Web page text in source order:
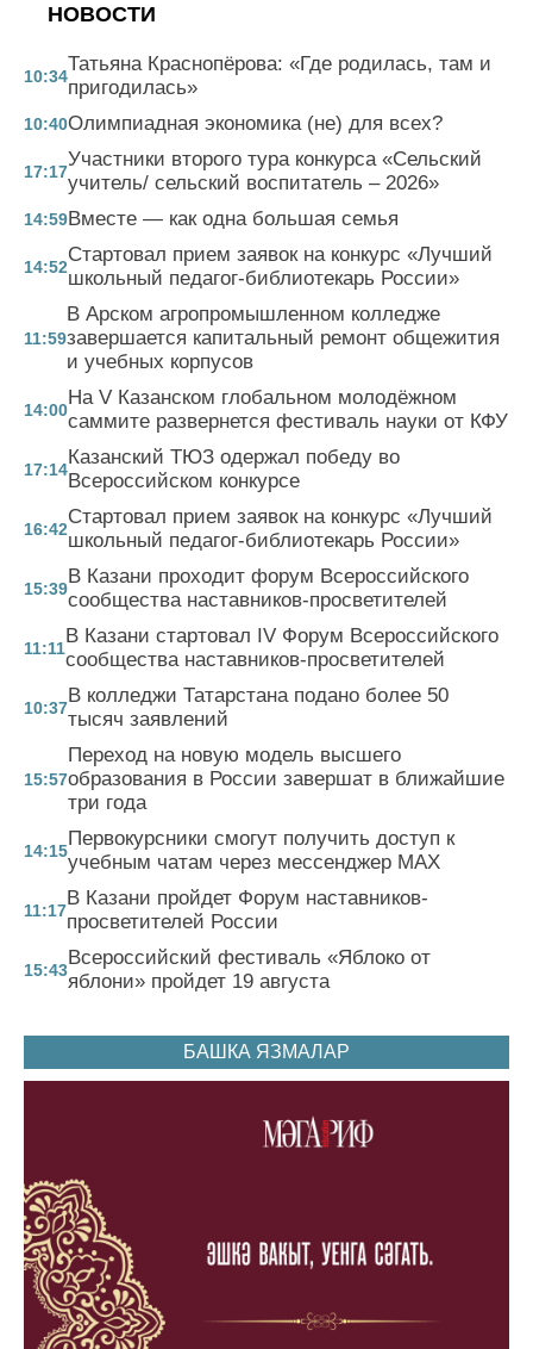
НОВОСТИ
10:34
Татьяна Краснопёрова: «Где родилась, там и
пригодилась»
10:40Олимпиадная экономика (не) для всех?
17:17
Участники второго тура конкурса «Сельский
учитель/ сельский воспитатель – 2026»
14:59Вместе — как одна большая семья
14:52
Стартовал прием заявок на конкурс «Лучший
школьный педагог-библиотекарь России»
11:59
В Арском агропромышленном колледже
завершается капитальный ремонт общежития
и учебных корпусов
14:00
На V Казанском глобальном молодёжном
саммите развернется фестиваль науки от КФУ
17:14
Казанский ТЮЗ одержал победу во
Всероссийском конкурсе
16:42
Стартовал прием заявок на конкурс «Лучший
школьный педагог-библиотекарь России»
15:39
В Казани проходит форум Всероссийского
сообщества наставников-просветителей
11:11
В Казани стартовал IV Форум Всероссийского
сообщества наставников-просветителей
10:37
В колледжи Татарстана подано более 50
тысяч заявлений
15:57
Переход на новую модель высшего
образования в России завершат в ближайшие
три года
14:15
Первокурсники смогут получить доступ к
учебным чатам через мессенджер MAX
11:17
В Казани пройдет Форум наставников-
просветителей России
15:43
Всероссийский фестиваль «Яблоко от
яблони» пройдет 19 августа
БАШКА ЯЗМАЛАР